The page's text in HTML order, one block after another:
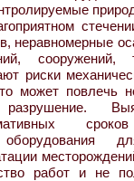
неравномерные
сооружений,
риски
может повлечь
разрушение.
сроков
оборудования
работ и не